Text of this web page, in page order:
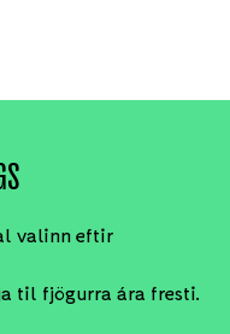
valinn eftir
til fjögurra ára fresti.